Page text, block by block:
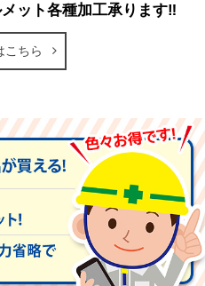
ット各種加工承ります‼
こちら